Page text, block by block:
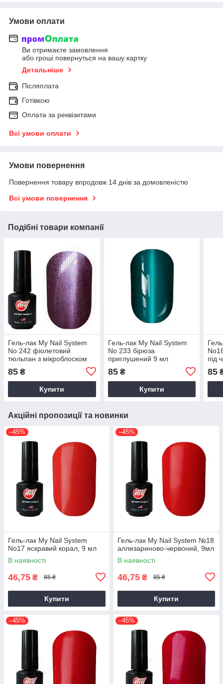
Умови оплати
Ви отримаєте замовлення
або гроші повернуться на вашу картку
Детальніше
Післяплата
Готівкою
Оплата за реквізитами
Всі умови оплати
Умови повернення
Повернення товару впродовж 14 днів за домовленістю
Всі умови повернення
Подібні товари компанії
Гель-лак My Nail System
No 242 фіолетовий
тюльпан з мікроблоском
85 ₴
Купити
Гель-лак My Nail System
No 233 бірюза
приглушений 9 мл
85₴
Купити
під
85
Акційні пропозиції та новинки
–45%
Гель-лак My Nail System
No17 яскравий корал, 9 мл
В наявності
46,75 ₴ 85 ₴
Купити
–45%
Гель-лак My Nail System №18
аллизариново-червоний, 9мл
В наявності
46,75 ₴ 85 ₴
Купити
–45% –45%